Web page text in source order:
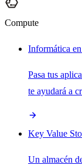
Compute
Informática
Pasa tus
te ayudará a
Key Value
Un almacén